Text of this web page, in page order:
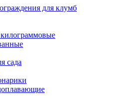
для клумб
сада